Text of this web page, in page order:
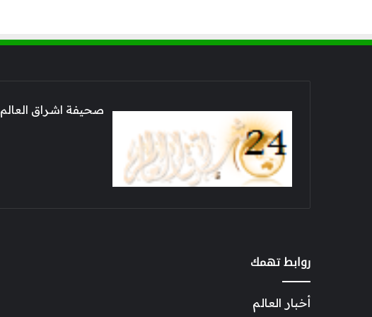
صحيفة اشراق العالم 24 أخبار العالم لحظة بلحظة
روابط تهمك
أخبار العالم